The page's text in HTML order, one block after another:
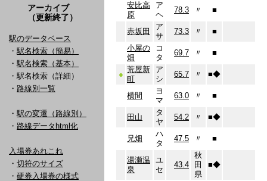
アーカイブ
（更新終了）
駅のデータベース
・ 駅名検索（簡易）
・ 駅名検索（基本）
・駅名検索（詳細）
・ 路線別一覧
・ 駅の変遷（路線別）
・ 路線データhtml化
入場券あれこれ
・ 切符のサイズ
・ 硬券入場券の様式
安比高
原
ア
ヘ
78.3 〃 ■
赤坂田
ア
サ
73.3 〃
■
小屋の
畑
コ
タ
69.7 〃 ■
●
荒屋新
町
ア
シ
65.7 〃 ■◆
横間
ヨ
マ
63.0 〃 ■
田山
タ
ヤ
54.2 〃 ■◆
兄畑
ハ
タ
47.5 〃 ■
湯瀬温
泉
ユ
セ
43.4
秋
田
県
■◆